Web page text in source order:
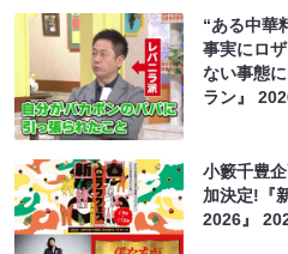
“ある中華
事実にロ
ない事態
ラン』
小籔千豊
加決定!『
2026』